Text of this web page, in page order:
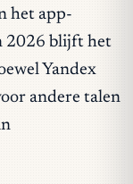
het app-
2026 blijft het
Yandex
andere talen